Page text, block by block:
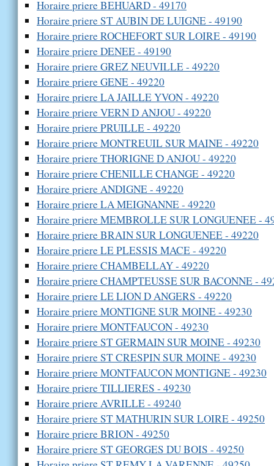
Horaire priere BEHUARD - 49170
Horaire priere ST AUBIN DE LUIGNE - 49190
Horaire priere ROCHEFORT SUR LOIRE - 49190
Horaire priere DENEE - 49190
Horaire priere GREZ NEUVILLE - 49220
Horaire priere GENE - 49220
Horaire priere LA JAILLE YVON - 49220
Horaire priere VERN D ANJOU - 49220
Horaire priere PRUILLE - 49220
Horaire priere MONTREUIL SUR MAINE - 49220
Horaire priere THORIGNE D ANJOU - 49220
Horaire priere CHENILLE CHANGE - 49220
Horaire priere ANDIGNE - 49220
Horaire priere LA MEIGNANNE - 49220
Horaire priere MEMBROLLE SUR LONGUENEE -
Horaire priere BRAIN SUR LONGUENEE - 49220
Horaire priere LE PLESSIS MACE - 49220
Horaire priere CHAMBELLAY - 49220
Horaire priere CHAMPTEUSSE SUR BACONNE -
Horaire priere LE LION D ANGERS - 49220
Horaire priere MONTIGNE SUR MOINE - 49230
Horaire priere MONTFAUCON - 49230
Horaire priere ST GERMAIN SUR MOINE - 49230
Horaire priere ST CRESPIN SUR MOINE - 49230
Horaire priere MONTFAUCON MONTIGNE - 49230
Horaire priere TILLIERES - 49230
Horaire priere AVRILLE - 49240
Horaire priere ST MATHURIN SUR LOIRE - 49250
Horaire priere BRION - 49250
Horaire priere ST GEORGES DU BOIS - 49250